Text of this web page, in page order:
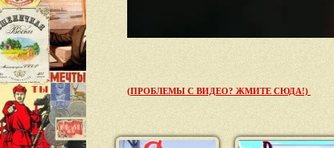
(ПРОБЛЕМЫ С ВИДЕО? ЖМИТЕ СЮДА!)